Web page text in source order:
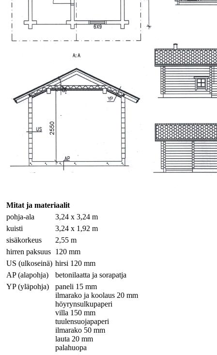
Mitat ja materiaalit
pohja-ala
3,24 x 3,24 m
kuisti
3,24 x 1,92 m
sisäkorkeus
2,55 m
hirren paksuus 120 mm
US (ulkoseinä) hirsi 120 mm
AP (alapohja)
betonilaatta ja sorapatja
YP (yläpohja)
paneli 15 mm
ilmarako ja koolaus 20 mm
höyrynsulkupaperi
villa 150 mm
tuulensuojapaperi
ilmarako 50 mm
lauta 20 mm
palahuopa